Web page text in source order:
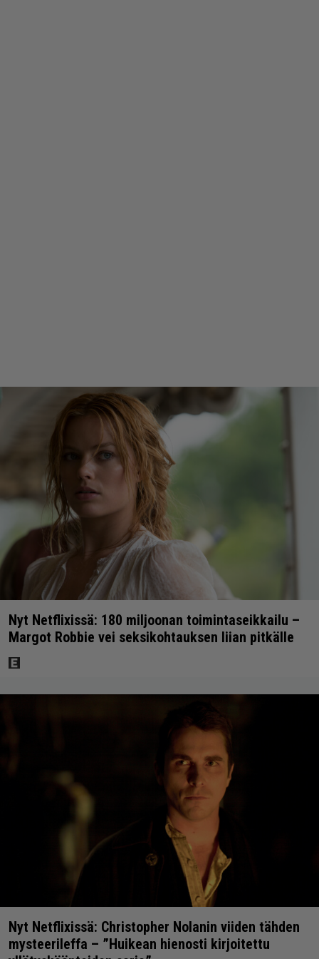
Nyt Netflixissä: 180 miljoonan toimintaseikkailu –
Margot Robbie vei seksikohtauksen liian pitkälle
Nyt Netflixissä: Christopher Nolanin viiden tähden
mysteerileffa – ”Huikean hienosti kirjoitettu